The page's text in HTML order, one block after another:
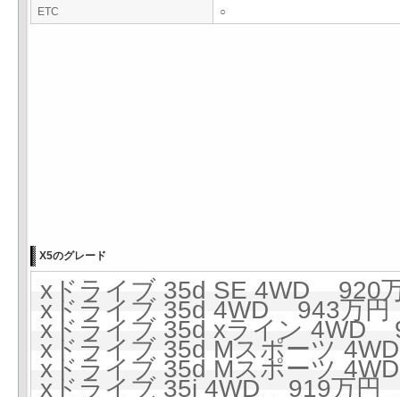
ETC ○
X5のグレード
xドライブ 35d SE 4WD 920
xドライブ 35d 4WD 943万
xドライブ 35d xライン 4WD
xドライブ 35d Mスポーツ
xドライブ 35d Mスポーツ
xドライブ 35i 4WD 919万円